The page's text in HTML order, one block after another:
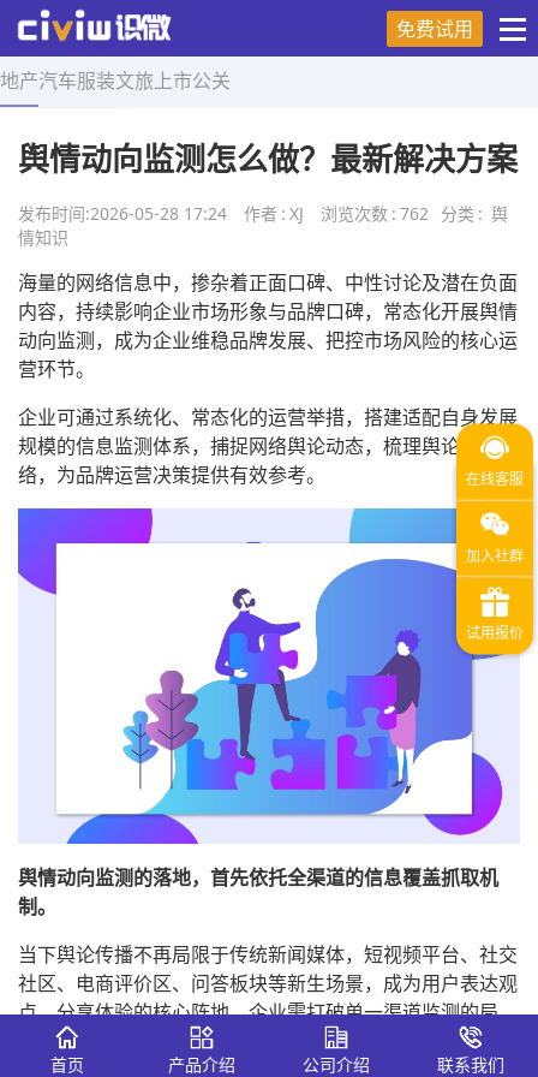
免费试用
地产汽车服装文旅 上市公关
首页 > 舆情知识 > 正文
舆情动向监测怎么做？最新解决方案
发布时间:2026-05-28 17:24 作者 : XJ 浏览次数 : 762 分类 : 舆
情知识
海量的网络信息中，掺杂着正面口碑、中性讨论及潜在负面
内容，持续影响企业市场形象与品牌口碑，常态化开展舆情
动向监测，成为企业维稳品牌发展、把控市场风险的核心运
营环节。
企业可通过系统化、常态化的运营举措，搭建适配自身发展
规模的信息监测体系，捕捉网络舆论动态，梳理舆论传播脉
络，为品牌运营决策提供有效参考。
舆情动向监测的落地，首先依托全渠道的信息覆盖抓取机
制。
当下舆论传播不再局限于传统新闻媒体，短视频平台、社交
社区、电商评价区、问答板块等新生场景，成为用户表达观
点、分享体验的核心阵地。企业需打破单一渠道监测的局
限，拓宽信息抓取范围，覆盖全网主流传播端口与垂直行业
场景，精准捕捉各类碎片化、实时化的舆论信息。针对行业
首页 产品介绍 公司介绍 联系我们